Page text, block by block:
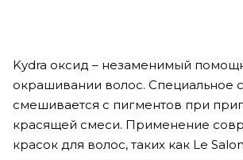
Kydra оксид – незаменимый
окрашивании волос. Специальное
смешивается с пигментов при
красящей смеси. Применение
красок для волос, таких как Le